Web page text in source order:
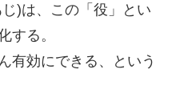
)は、この「役」とい
する。
有効にできる、という